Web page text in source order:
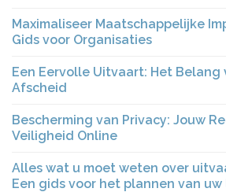
Maximaliseer Maatschappelijke
Gids voor Organisaties
Een Eervolle Uitvaart: Het Belang
Afscheid
Bescherming van Privacy: Jouw
Veiligheid Online
Alles wat u moet weten over
Een gids voor het plannen van